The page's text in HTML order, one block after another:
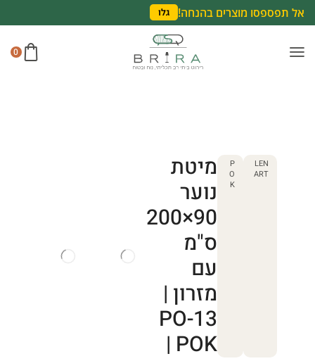
אל תפספסו מוצרים בהנחה! גלו
0
LEN
ART
P
O
K
מיטת
נוער
90×200
ס"מ
עם
מזרון |
PO-13
| POK